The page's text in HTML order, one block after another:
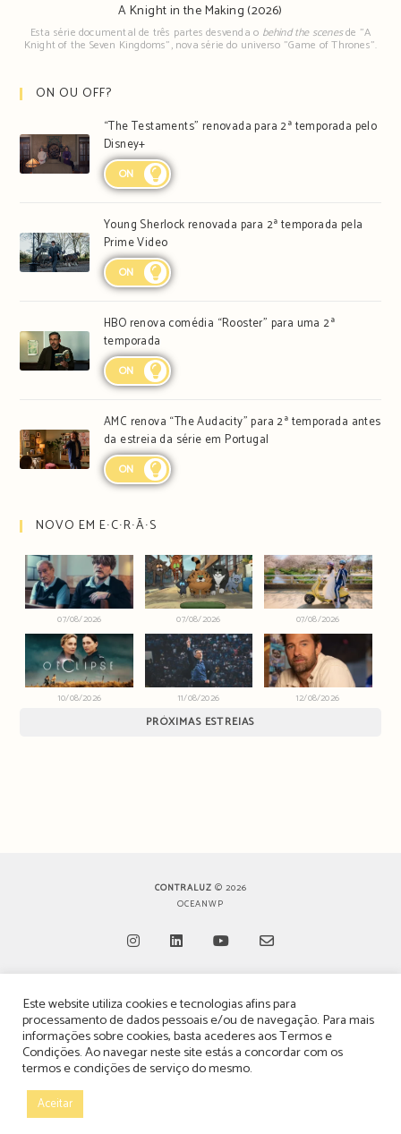
A Knight in the Making (2026)
Esta série documental de três partes desvenda o behind the scenesde "A
Knight of the Seven Kingdoms", nova série do universo "Game of Thrones".
ON OU OFF?
“The Testaments” renovada para 2ª temporada pelo
Disney+
ON
Young Sherlock renovada para 2ª temporada pela
Prime Video
ON
HBO renova comédia “Rooster” para uma 2ª
temporada
ON
AMC renova “The Audacity” para 2ª temporada antes
da estreia da série em Portugal
ON
NOVO EM E∙C∙R∙Ã∙S
07/08/2026 07/08/2026 07/08/2026
10/08/2026 11/08/2026 12/08/2026
PRÓXIMAS ESTREIAS
CONTRALUZ © 2026
OCEANWP
in
a
new
in
a
new
tab
in
a
new
in
a
new
TERMOS, CONDIÇÕES & POLÍTICA DE PRIVACIDADE
ESTATUTO EDITORIAL
POLÍTICA DE PUBLICIDADE E ANÚNCIOS
Este website utiliza cookies e tecnologias afins para
processamento de dados pessoais e/ou de navegação. Para mais
informações sobre cookies, basta acederes aosTermos e
Condições. Ao navegar neste site estás a concordar com os
termos e condições de serviço do mesmo.
Aceitar